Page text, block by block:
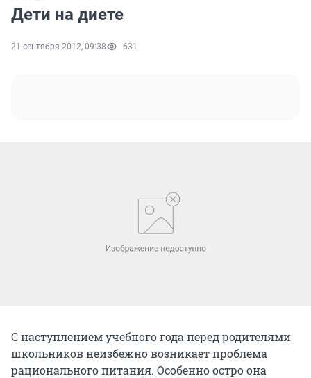
Дети на диете
21 сентября 2012, 09:38 631
С наступлением учебного года перед родителями
школьников неизбежно возникает проблема
рационального питания. Особенно остро она